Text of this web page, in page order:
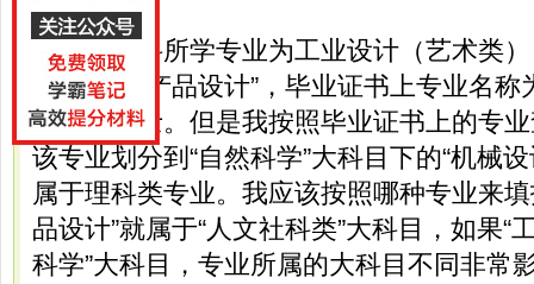
我大学本科所学专业为工业设计（艺术类
业方向为“产品设计”，毕业证书上专业名称
为文学学士。但是我按照毕业证书上的专
该专业划分到“自然科学”大科目下的“机械
属于理科类专业。我应该按照哪种专业来
品设计”就属于“人文社科类”大科目，如果“
科学”大科目，专业所属的大科目不同非常